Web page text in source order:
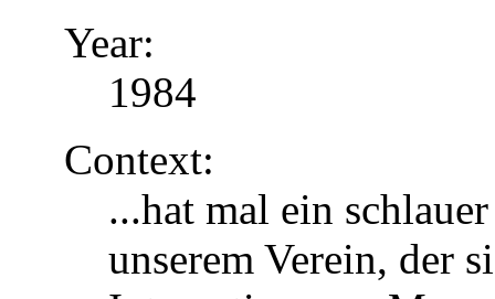
Year:
1984
Context:
...hat mal ein
unserem Verein, der